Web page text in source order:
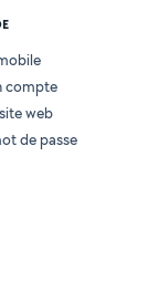
compte
web
de passe